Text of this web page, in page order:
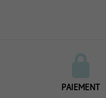
PAIEMENT